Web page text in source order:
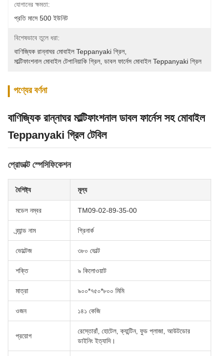
যোগানের ক্ষমতা:
প্রতি মাসে 500 ইউনিট
বিশেষভাবে তুলে ধরা:
বাণিজ্যিক রান্নাঘর মোবাইল Teppanyaki গ্রিল
মাল্টিফাংশনাল মোবাইল টেপানিয়াকি গ্রিল ডাবল ফার্নেস মোবাইল Teppanyaki গ্রিল
পণ্যের বর্ণনা
বাণিজ্যিক রান্নাঘর মাল্টিফাংশনাল ডাবল ফার্নেস সহ মোবাইল
Teppanyaki গ্রিল টেবিল
প্রোডাক্ট স্পেসিফিকেশন
বৈশিষ্ট্য মূল্য
মডেল নম্বর TM09-02-89-35-00
ব্র্যান্ড নাম গ্রিনার্ক
ভোল্টেজ ৩৮০ ভোল্ট
শক্তি ৯ কিলোওয়াট
মাত্রা ৯০০*৭৫০*৮০০ মিমি
ওজন ১৪১ কেজি
প্রয়োগ
রেস্তোরাঁ, হোটেল, ক্যান্টিন, ফুড প্লাজা, আউটডোর
ডাইনিং ইত্যাদি।